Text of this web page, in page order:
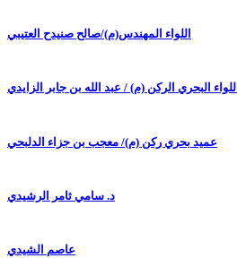
اللواء المهندس(م)/صالح صنيدح العتيبي
اللواء البحري الركن (م) / عبد الله بن جابر الزايدي
عميد بحري ركن (م)/ معجب بن جزاء الدلبحي
د. سامي ثامر الرشيدي
عاصم الشيدي